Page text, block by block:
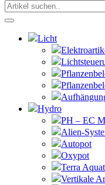
Licht
Hydro
PH – EC
Alien-
Autopot
Oxypot
Terra
Vertikale